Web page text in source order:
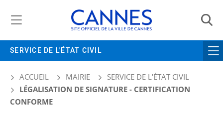
SERVICE DE L'ÉTAT CIVIL
ACCUEIL MAIRIE
SERVICE DE L'ÉTAT CIVIL
LÉGALISATION DE SIGNATURE - CERTIFICATION
CONFORME